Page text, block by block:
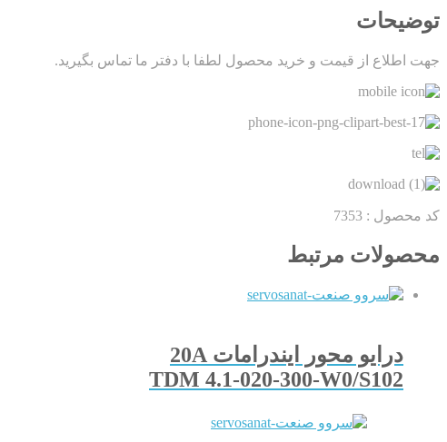
توضیحات
جهت اطلاع از قیمت و خرید محصول لطفا با دفتر ما تماس بگیرید.
کد محصول : 7353
محصولات مرتبط
درایو محور ایندرامات 20A
TDM 4.1-020-300-W0/S102